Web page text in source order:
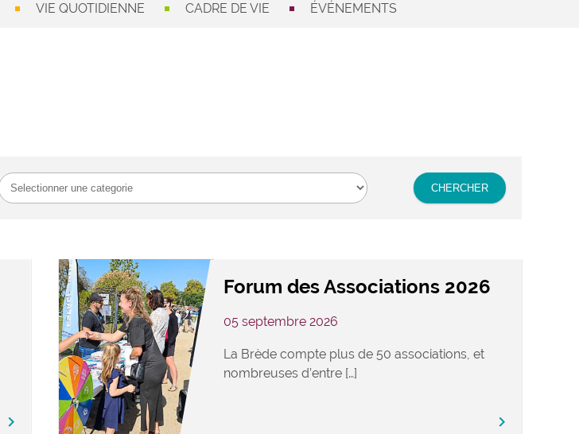
VIE QUOTIDIENNE CADRE DE VIE ÉVÉNEMENTS
keyboard_arrow_right
Forum des Associations 2026
05 septembre 2026
La Brède compte plus de 50 associations, et
nombreuses d’entre […]
keyboard_arrow_right